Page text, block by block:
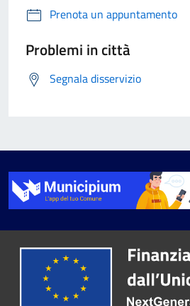
Prenota un appuntamento
Problemi in città
Segnala disservizio